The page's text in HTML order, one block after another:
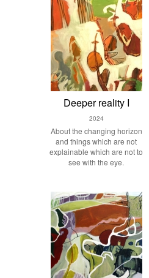
Deeper reality I
2024
About the changing horizon
and things which are not
explainable which are not to
see with the eye.